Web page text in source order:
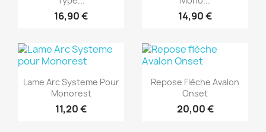
16,90 € 14,90 €
Lame Arc Systeme Pour
Monorest
11,20 €
Repose Flèche Avalon
Onset
20,00 €